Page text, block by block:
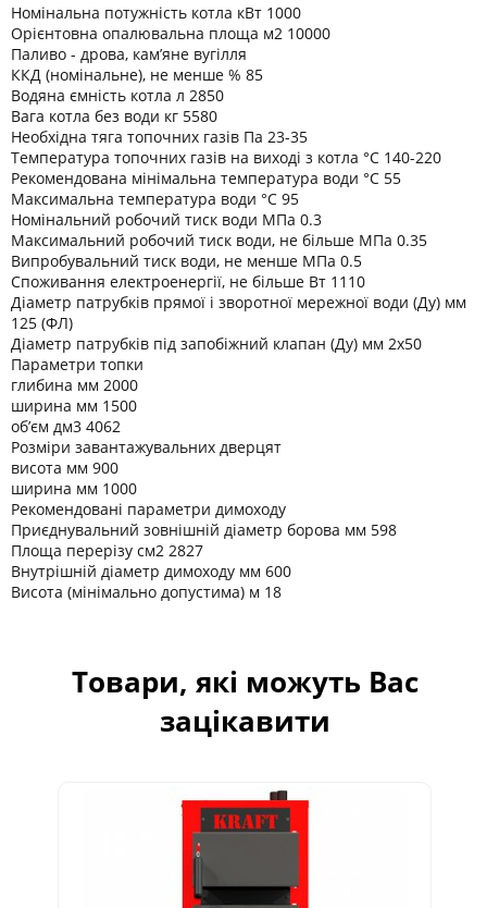
Номінальна потужність котла кВт 1000
Орієнтовна опалювальна площа м2 10000
Паливо - дрова, кам’яне вугілля
ККД (номінальне), не менше % 85
Водяна ємність котла л 2850
Вага котла без води кг 5580
Необхідна тяга топочних газів Па 23-35
Температура топочних газів на виході з котла °C 140-220
Рекомендована мінімальна температура води °C 55
Максимальна температура води °C 95
Номінальний робочий тиск води МПа 0.3
Максимальний робочий тиск води, не більше МПа 0.35
Випробувальний тиск води, не менше МПа 0.5
Споживання електроенергії, не більше Вт 1110
Діаметр патрубків прямої і зворотної мережної води (Ду) мм
125 (ФЛ)
Діаметр патрубків під запобіжний клапан (Ду) мм 2х50
Параметри топки
глибина мм 2000
ширина мм 1500
об’єм дм3 4062
Розміри завантажувальних дверцят
висота мм 900
ширина мм 1000
Рекомендовані параметри димоходу
Приєднувальний зовнішній діаметр борова мм 598
Площа перерізу см2 2827
Внутрішній діаметр димоходу мм 600
Висота (мінімально допустима) м 18
Товари, які можуть Вас
зацікавити